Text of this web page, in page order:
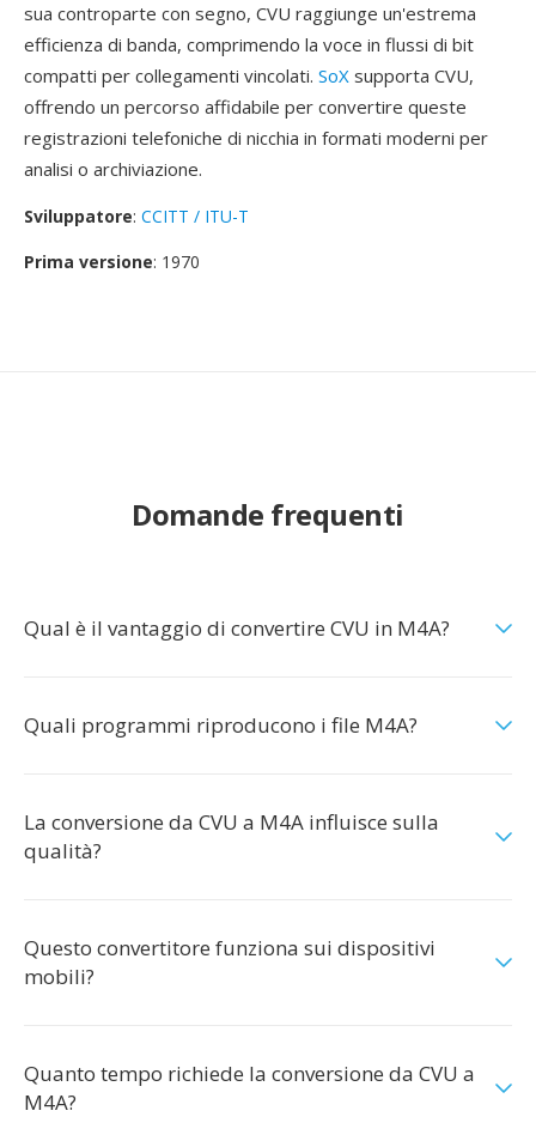
sua controparte con segno, CVU raggiunge un'estrema
efficienza di banda, comprimendo la voce in flussi di bit
compatti per collegamenti vincolati. SoX supporta CVU,
offrendo un percorso affidabile per convertire queste
registrazioni telefoniche di nicchia in formati moderni per
analisi o archiviazione.
Sviluppatore: CCITT / ITU-T
Prima versione: 1970
Domande frequenti
Qual è il vantaggio di convertire CVU in M4A?
Quali programmi riproducono i file M4A?
La conversione da CVU a M4A influisce sulla
qualità?
Questo convertitore funziona sui dispositivi
mobili?
Quanto tempo richiede la conversione da CVU a
M4A?